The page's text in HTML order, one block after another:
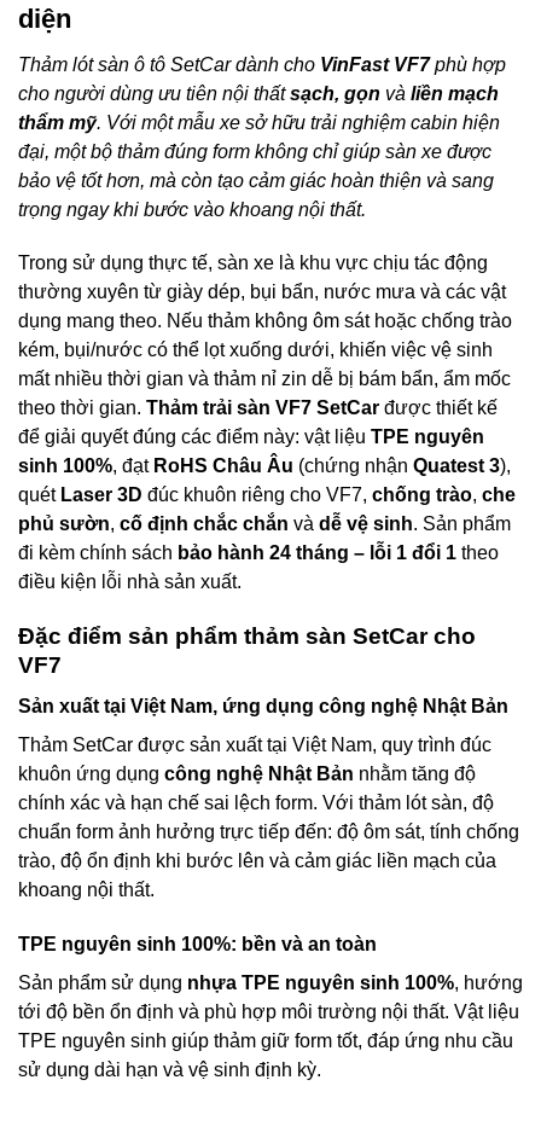
diện
Thảm lót sàn ô tô SetCar dành cho VinFast VF7phù hợp
cho người dùng ưu tiên nội thấtsạch, gọn và liền mạch
thẩm mỹ. Với một mẫu xe sở hữu trải nghiệm cabin hiện
đại, một bộ thảm đúng form không chỉ giúp sàn xe được
bảo vệ tốt hơn, mà còn tạo cảm giác hoàn thiện và sang
trọng ngay khi bước vào khoang nội thất.
Trong sử dụng thực tế, sàn xe là khu vực chịu tác động
thường xuyên từ giày dép, bụi bẩn, nước mưa và các vật
dụng mang theo. Nếu thảm không ôm sát hoặc chống trào
kém, bụi/nước có thể lọt xuống dưới, khiến việc vệ sinh
mất nhiều thời gian và thảm nỉ zin dễ bị bám bẩn, ẩm mốc
theo thời gian. Thảm trải sàn VF7 SetCar được thiết kế
để giải quyết đúng các điểm này: vật liệu TPE nguyên
sinh 100%, đạt RoHS Châu Âu (chứng nhận Quatest 3),
quét Laser 3D đúc khuôn riêng cho VF7, chống trào, che
phủ sườn, cố định chắc chắn và dễ vệ sinh. Sản phẩm
đi kèm chính sách bảo hành 24 tháng – lỗi 1 đổi 1 theo
điều kiện lỗi nhà sản xuất.
Đặc điểm sản phẩm thảm sàn SetCar cho
VF7
Sản xuất tại Việt Nam, ứng dụng công nghệ Nhật Bản
Thảm SetCar được sản xuất tại Việt Nam, quy trình đúc
khuôn ứng dụng công nghệ Nhật Bản nhằm tăng độ
chính xác và hạn chế sai lệch form. Với thảm lót sàn, độ
chuẩn form ảnh hưởng trực tiếp đến: độ ôm sát, tính chống
trào, độ ổn định khi bước lên và cảm giác liền mạch của
khoang nội thất.
TPE nguyên sinh 100%: bền và an toàn
Sản phẩm sử dụng nhựa TPE nguyên sinh 100%, hướng
tới độ bền ổn định và phù hợp môi trường nội thất. Vật liệu
TPE nguyên sinh giúp thảm giữ form tốt, đáp ứng nhu cầu
sử dụng dài hạn và vệ sinh định kỳ.